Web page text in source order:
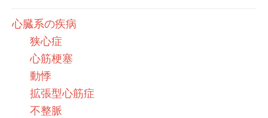
心臓系の疾病
狭心症
心筋梗塞
動悸
拡張型心筋症
不整脈